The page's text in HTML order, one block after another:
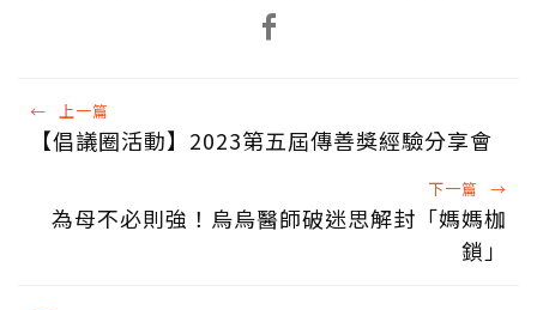
← 上一篇
【倡議圈活動】2023第五屆傳善獎經驗分享會
下一篇 →
為母不必則強！烏烏醫師破迷思解封「媽媽枷
鎖」